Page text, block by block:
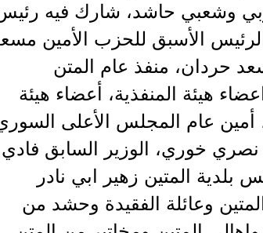
وشعبي حاشد، شارك فيه
الأسبق للحزب الأمين
حردان، منفذ عام المتن
هيئة المنفذية، أعضاء هيئة
أمين عام المجلس الأعلى
نصري خوري، الوزير السابق فادي
بلدية المتين زهير ابي نادر
وعائلة الفقيدة وحشد من